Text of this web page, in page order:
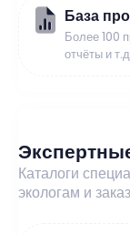
База
Более 100
отчёты и
Каталоги
экологам и